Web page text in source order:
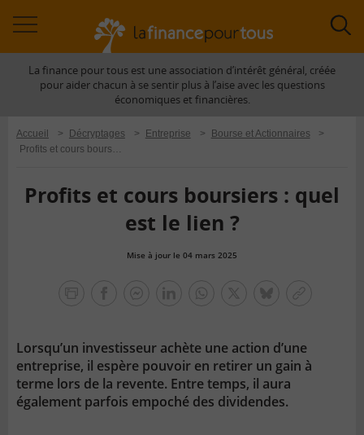
àLa finance pour tous est une association d’intérêt général, créée
pour aider chacun à se sentir plus à l’aise avec les questions
économiques et financières.
Accueil > Décryptages > Entreprise > Bourse et Actionnaires
>
Profits et cours boursiers : quel est le lien ?
Profits et cours boursiers : quel
est le lien ?
Mise à jour le 04 mars 2025
Lorsqu’un investisseur achète une action d’une
entreprise, il espère pouvoir en retirer un gain à
terme lors de la revente. Entre temps, il aura
également parfois empoché des dividendes.